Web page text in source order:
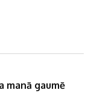
manā gaumē